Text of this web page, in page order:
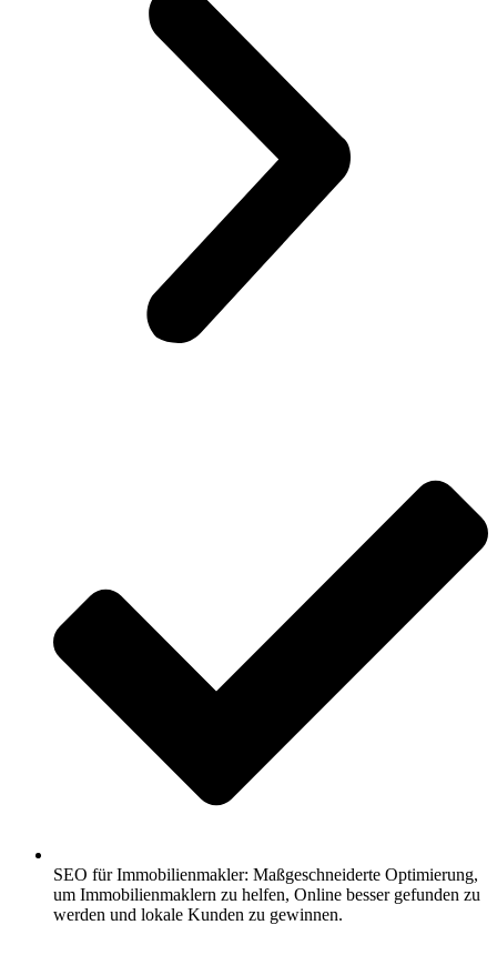
SEO für Immobilienmakler: Maßgeschneiderte Optimierung,
um Immobilienmaklern zu helfen, Online besser gefunden zu
werden und lokale Kunden zu gewinnen.